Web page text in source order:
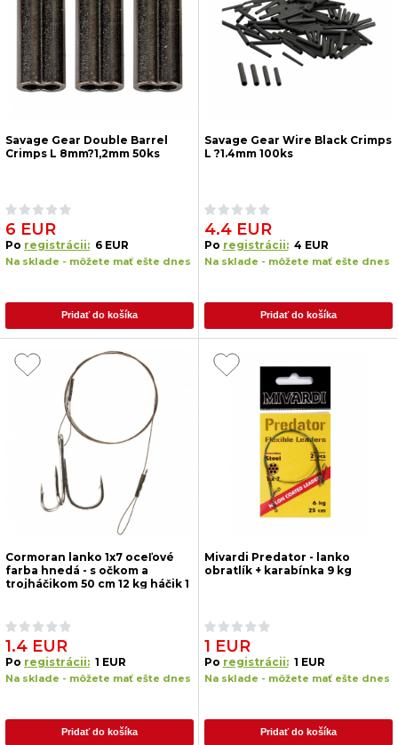
Savage Gear Double Barrel
Crimps L 8mm?1,2mm 50ks
6 EUR
Po registrácii: 6 EUR
Na sklade - môžete mať ešte dnes
Pridať do košíka
Savage Gear Wire Black Crimps
L ?1.4mm 100ks
4.4 EUR
Po registrácii: 4 EUR
Na sklade - môžete mať ešte dnes
Pridať do košíka
Cormoran lanko 1x7 oceľové
farba hnedá - s očkom a
trojháčikom 50 cm 12 kg háčik 1
1.4 EUR
Po registrácii: 1 EUR
Na sklade - môžete mať ešte dnes
Pridať do košíka
Mivardi Predator - lanko
obratlík + karabínka 9 kg
1 EUR
Po registrácii: 1 EUR
Na sklade - môžete mať ešte dnes
Pridať do košíka